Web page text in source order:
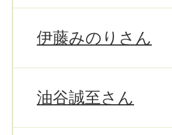
伊藤みのりさん
油谷誠至さん